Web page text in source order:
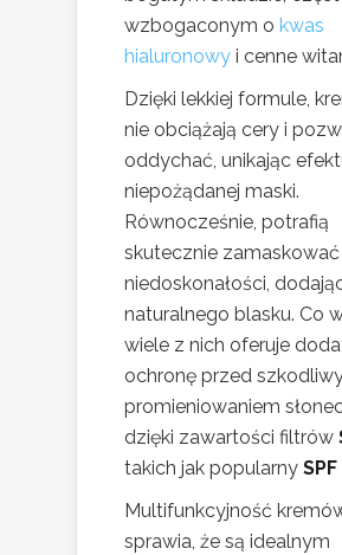
wzbogaconym o kwas
hialuronowy i cenne
Dzięki lekkiej formule,
nie obciążają cery i
oddychać, unikając
niepożądanej maski.
Równocześnie, potrafią
skutecznie
niedoskonałości,
naturalnego blasku. Co
wiele z nich oferuje
ochronę przed
promieniowaniem
dzięki zawartości filtrów
takich jak popularny
Multifunkcyjność
sprawia, że są idealnym